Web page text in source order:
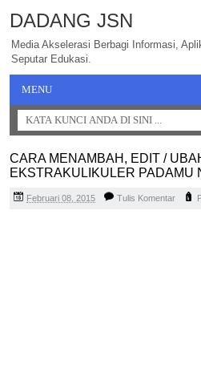
DADANG JSN
Media Akselerasi Berbagi Informasi,
Seputar Edukasi.
MENU
CARA MENAMBAH, EDIT /
EKSTRAKULIKULER PADAMU
Februari 08, 2015 Tulis Komentar